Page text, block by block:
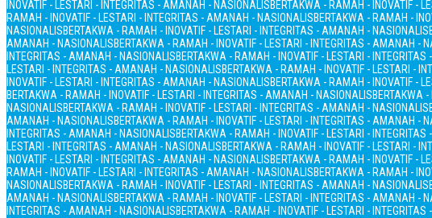
INOVATIF - LESTARI - INTEGRITAS - AMANAH - NASIONALISBERTAKWA - RAMAH - INOVATIF -
RAMAH - INOVATIF - LESTARI - INTEGRITAS - AMANAH - NASIONALISBERTAKWA - RAMAH -
NASIONALISBERTAKWA - RAMAH - INOVATIF - LESTARI - INTEGRITAS - AMANAH - NASIONALIS
AMANAH - NASIONALISBERTAKWA - RAMAH - INOVATIF - LESTARI - INTEGRITAS - AMANAH -
INTEGRITAS - AMANAH - NASIONALISBERTAKWA - RAMAH - INOVATIF - LESTARI -
LESTARI - INTEGRITAS - AMANAH - NASIONALISBERTAKWA - RAMAH - INOVATIF - LESTARI -
INOVATIF - LESTARI - INTEGRITAS - AMANAH - NASIONALISBERTAKWA - RAMAH - INOVATIF -
BERTAKWA - RAMAH - INOVATIF - LESTARI - INTEGRITAS - AMANAH - NASIONALISBERTAKWA
NASIONALISBERTAKWA - RAMAH - INOVATIF - LESTARI - INTEGRITAS - AMANAH - NASIONALIS
AMANAH - NASIONALISBERTAKWA - RAMAH - INOVATIF - LESTARI - INTEGRITAS - AMANAH -
INTEGRITAS - AMANAH - NASIONALISBERTAKWA - RAMAH - INOVATIF - LESTARI -
LESTARI - INTEGRITAS - AMANAH - NASIONALISBERTAKWA - RAMAH - INOVATIF - LESTARI -
INOVATIF - LESTARI - INTEGRITAS - AMANAH - NASIONALISBERTAKWA - RAMAH - INOVATIF -
RAMAH - INOVATIF - LESTARI - INTEGRITAS - AMANAH - NASIONALISBERTAKWA - RAMAH -
NASIONALISBERTAKWA - RAMAH - INOVATIF - LESTARI - INTEGRITAS - AMANAH - NASIONALIS
AMANAH - NASIONALISBERTAKWA - RAMAH - INOVATIF - LESTARI - INTEGRITAS - AMANAH -
INTEGRITAS - AMANAH - NASIONALISBERTAKWA - RAMAH - INOVATIF - LESTARI -